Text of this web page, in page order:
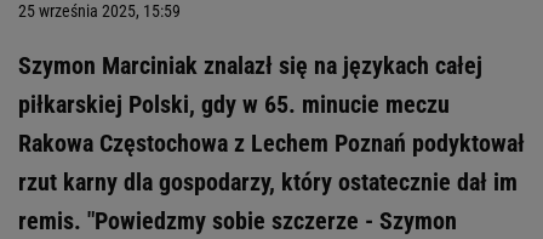
25 września 2025, 15:59
Szymon Marciniak znalazł się na językach całej
piłkarskiej Polski, gdy w 65. minucie meczu
Rakowa Częstochowa z Lechem Poznań podyktował
rzut karny dla gospodarzy, który ostatecznie dał im
remis. "Powiedzmy sobie szczerze - Szymon